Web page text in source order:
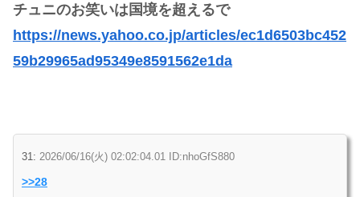
チュニのお笑いは国境を超えるで
https://news.yahoo.co.jp/articles/ec1d6503bc452
59b29965ad95349e8591562e1da
31: 2026/06/16(火) 02:02:04.01 ID:nhoGfS880
>>28